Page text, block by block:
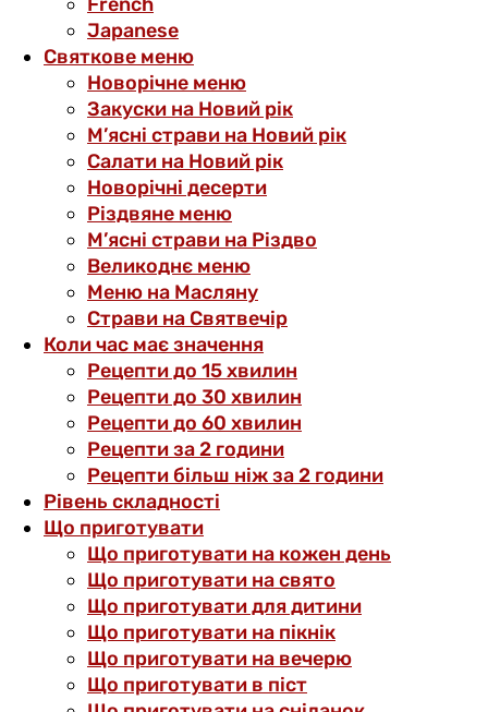
Japanese
Святкове меню
Новорічне меню
Закуски на Новий рік
М’ясні страви на Новий рік
Салати на Новий рік
Новорічні десерти
Різдвяне меню
М’ясні страви на Різдво
Великоднє меню
Меню на Масляну
Страви на Святвечір
Коли час має значення
Рецепти до 15 хвилин
Рецепти до 30 хвилин
Рецепти до 60 хвилин
Рецепти за 2 години
Рецепти більш ніж за 2 години
Рівень складності
Що приготувати
Що приготувати на кожен день
Що приготувати на свято
Що приготувати для дитини
Що приготувати на пікнік
Що приготувати на вечерю
Що приготувати в піст